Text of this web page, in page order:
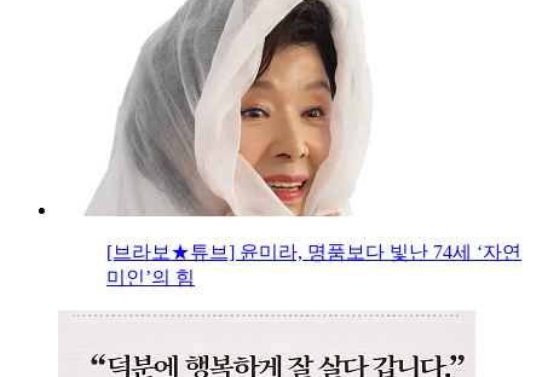
[브라보★튜브] 윤미라, 명품보다 빛난 74세 ‘자연
미인’의 힘